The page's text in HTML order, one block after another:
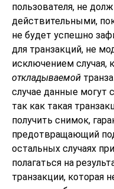
пользователя, не
действительными,
не будет успешно
для транзакций, не
исключением случая,
откладываемой
случае данные могут
так как такая
получить снимок,
предотвращающий
остальных случаях
полагаться на
транзакции, которая